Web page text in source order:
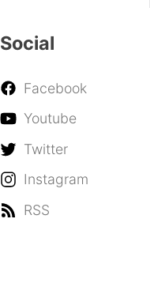
Social
Facebook
Youtube
Twitter
Instagram
RSS